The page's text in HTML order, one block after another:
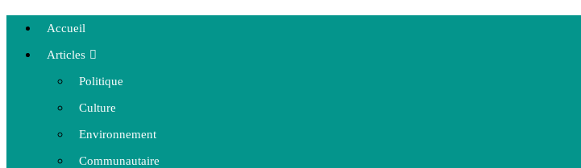
Accueil
Articles
Politique
Culture
Environnement
Communautaire